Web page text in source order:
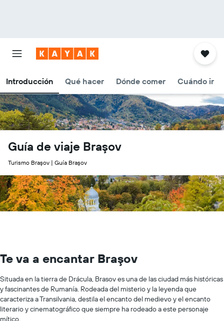
Introducción Qué hacer Dónde comer Cuándo ir
Guía de viaje Braşov
Turismo Braşov | Guía Braşov
Te va a encantar Braşov
Situada en la tierra de Drácula, Brasov es una de las ciudad más históricas
y fascinantes de Rumanía. Rodeada del misterio y la leyenda que
caracteriza a Transilvania, destila el encanto del medievo y el encanto
literario y cinematográfico que siempre ha rodeado a este personaje
mítico.